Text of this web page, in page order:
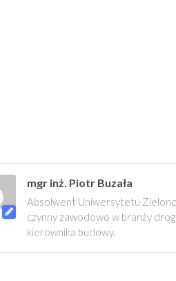
mgr inż. Piotr Buzała
Absolwent Uniwersytetu
czynny zawodowo w branży
kierownika budowy.